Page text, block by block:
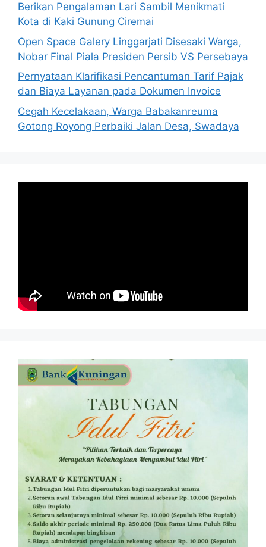
Berikan Pengalaman Lari Sambil Menikmati
Kota di Kaki Gunung Ciremai
Open Space Galery Linggarjati Disesaki Warga,
Nobar Final Piala Presiden Persib VS Persebaya
Pernyataan Klarifikasi Pencantuman Tarif Pajak
dan Biaya Layanan pada Dokumen Invoice
Cegah Kecelakaan, Warga Babakanreuma
Gotong Royong Perbaiki Jalan Desa, Swadaya